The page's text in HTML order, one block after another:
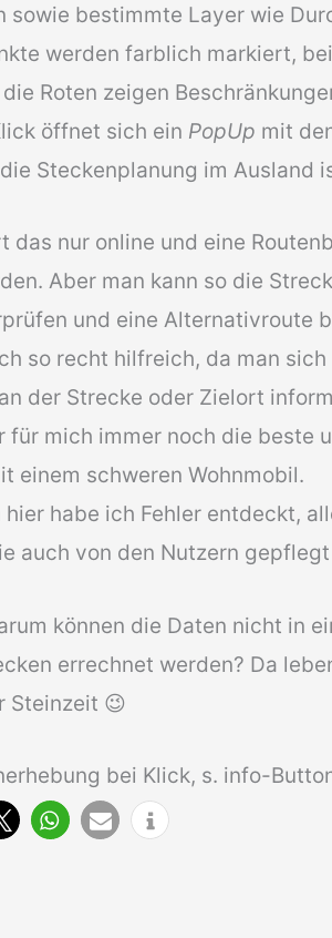
sowie bestimmte Layer wie
werden farblich markiert,
Roten zeigen
öffnet sich ein PopUp mit
Steckenplanung im Ausland
das nur online und eine
Aber man kann so die
und eine Alternativroute
so recht hilfreich, da man
der Strecke oder Zielort
für mich immer noch die beste
einem schweren Wohnmobil.
hier habe ich Fehler entdeckt,
auch von den Nutzern
können die Daten nicht in
errechnet werden? Da
Steinzeit 😉
bei Klick, s. info-